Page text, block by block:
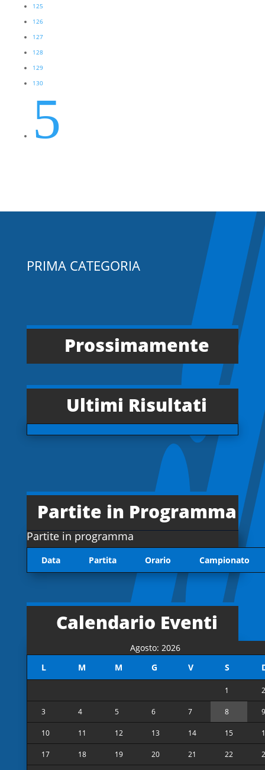
125
126
127
128
129
130
5
PRIMA CATEGORIA
Prossimamente
Ultimi Risultati
Partite in Programma
Partite in programma
Data Partita Orario Campionato
Calendario Eventi
Agosto: 2026
L
M M G V S
1 2
3 4 5 6 7 8 9
10 11 12 13 14 15
17 18 19 20 21 22